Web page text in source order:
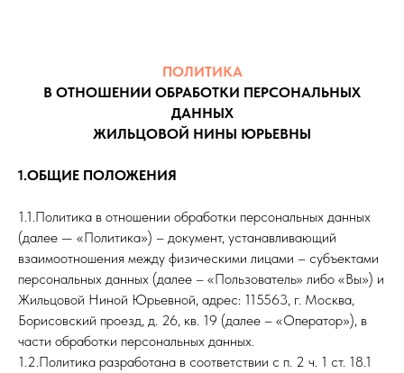
ПОЛИТИКА
В ОТНОШЕНИИ ОБРАБОТКИ ПЕРСОНАЛЬНЫХ
ДАННЫХ
ЖИЛЬЦОВОЙ НИНЫ ЮРЬЕВНЫ
1.ОБЩИЕ ПОЛОЖЕНИЯ
1.1.Политика в отношении обработки персональных данных
(далее — «Политика») – документ, устанавливающий
взаимоотношения между физическими лицами – субъектами
персональных данных (далее – «Пользователь» либо «Вы») и
Жильцовой Ниной Юрьевной, адрес: 115563, г. Москва,
Борисовский проезд, д. 26, кв. 19 (далее – «Оператор»), в
части обработки персональных данных.
1.2.Политика разработана в соответствии с п. 2 ч. 1 ст. 18.1